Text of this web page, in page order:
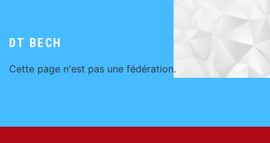
DT BECH
Cette page n'est pas une fédération.